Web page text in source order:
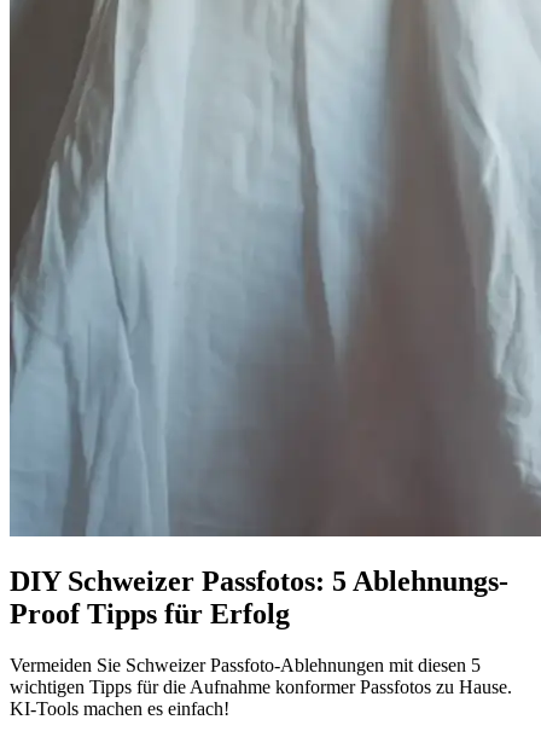
DIY Schweizer Passfotos: 5 Ablehnungs-
Proof Tipps für Erfolg
Vermeiden Sie Schweizer Passfoto-Ablehnungen mit diesen 5
wichtigen Tipps für die Aufnahme konformer Passfotos zu Hause.
KI-Tools machen es einfach!